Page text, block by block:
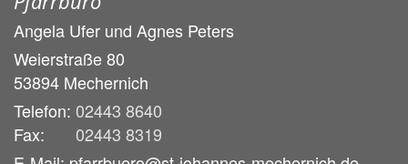
Angela Ufer und Agnes Peters
Weierstraße 80
53894 Mechernich
Telefon: 02443 8640
Fax:
02443 8319